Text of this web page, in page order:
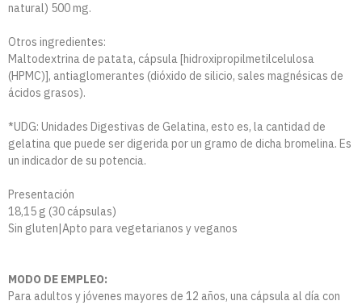
natural) 500 mg.
Otros ingredientes:
Maltodextrina de patata, cápsula [hidroxipropilmetilcelulosa
(HPMC)], antiaglomerantes (dióxido de silicio, sales magnésicas de
ácidos grasos).
*UDG: Unidades Digestivas de Gelatina, esto es, la cantidad de
gelatina que puede ser digerida por un gramo de dicha bromelina. Es
un indicador de su potencia.
Presentación
18,15 g (30 cápsulas)
Sin gluten|Apto para vegetarianos y veganos
MODO DE EMPLEO:
Para adultos y jóvenes mayores de 12 años, una cápsula al día con